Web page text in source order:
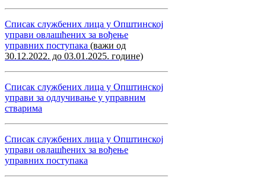
Списак службених лица у Општинској
управи овлашћених за вођење
управних поступака (важи од
30.12.2022. до 03.01.2025. године)
Списак службених лица у Општинској
управи за одлучивање у управним
стварима
Списак службених лица у Општинској
управи овлашћених за вођење
управних поступака